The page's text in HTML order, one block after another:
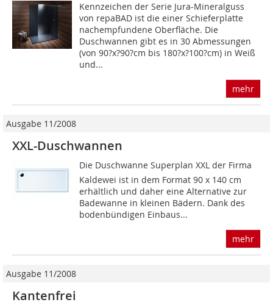
Kennzeichen der Serie Jura-Mineralguss
von repaBAD ist die einer Schieferplatte
nachempfundene Oberfläche. Die
Duschwannen gibt es in 30 Abmessungen
(von 90?x?90?cm bis 180?x?100?cm) in Weiß
und...
mehr
Ausgabe 11/2008
XXL-Duschwannen
Die Duschwanne Superplan XXL der Firma
Kaldewei ist in dem Format 90 x 140 cm
erhältlich und daher eine Alternative zur
Badewanne in kleinen Bädern. Dank des
bodenbündigen Einbaus...
mehr
Ausgabe 11/2008
Kantenfrei